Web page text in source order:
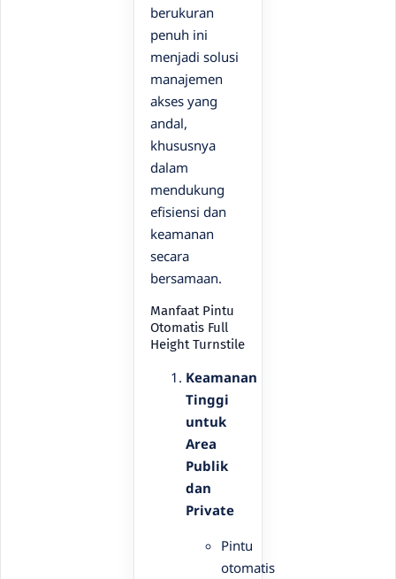
berukuran
penuh ini
menjadi solusi
manajemen
akses yang
andal,
khususnya
dalam
mendukung
efisiensi dan
keamanan
secara
bersamaan.
Manfaat Pintu
Otomatis Full
Height Turnstile
Keamanan
Tinggi
untuk
Area
Publik
dan
Private
Pintu
otomatis